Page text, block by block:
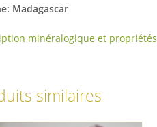
Madagascar
minéralogique et
similaires